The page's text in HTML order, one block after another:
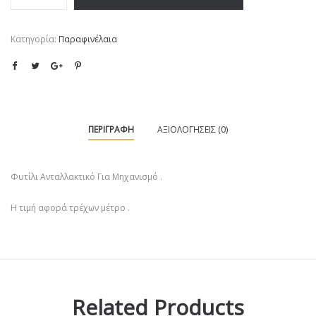
Κατηγορία: Παραφινέλαια
ΠΕΡΙΓΡΑΦΉ ΑΞΙΟΛΟΓΉΣΕΙΣ (0)
Φυτίλι Ανταλλακτικό Για Μηχανισμό .
Η τιμή αφορά τρέχων μέτρο .
Related Products